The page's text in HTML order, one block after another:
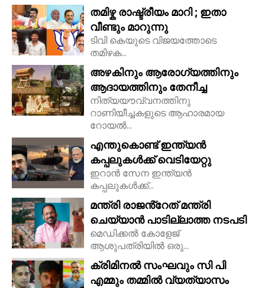
തമിഴ്ക രാഷ്ട്രീയം മാറി ; ഇതാ
വീണ്ടും മാറുന്നു
ടിവി കെയുടെ വിജയത്തോടെ
തമിഴക...
അഴകിനും ആരോഗ്യത്തിനും
ആദായത്തിനും തേനീച്ച
നിത്യയൗവ്വനത്തിനു
റാണിയീച്ചകളുടെ ആഹാരമായ
റോയല്‍...
എന്തുകൊണ്ട് ഇന്ത്യൻ
കപ്പലുകൾക്ക് വെടിയേറ്റു
ഇറാൻ സേന ഇന്ത്യൻ
കപ്പലുകൾക്ക്...
മന്ത്രി രാജൻ്റേത് മന്ത്രി
ചെയ്യാൻ പാടില്ലാത്ത നടപടി
മെഡിക്കൽ കോളേജ്
ആശുപത്രിയിൽ ഒരു...
ക്രിമിനൽ സംഘവും സി പി
എമ്മും തമ്മിൽ വ്യത്യാസം